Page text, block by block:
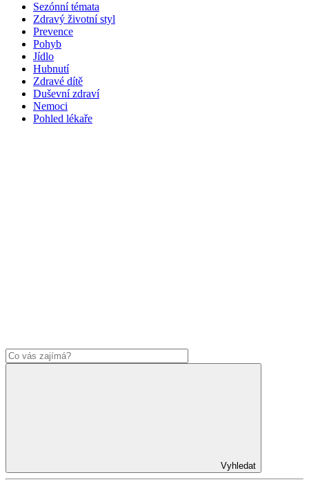
Sezónní témata
Zdravý životní styl
Prevence
Pohyb
Jídlo
Hubnutí
Zdravé dítě
Duševní zdraví
Nemoci
Pohled lékaře
Vyhledat